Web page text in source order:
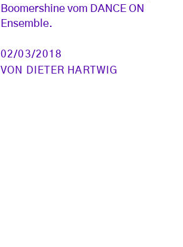
Boomershine vom DANCE ON
Ensemble.
02/03/2018
VON
DIETER HARTWIG